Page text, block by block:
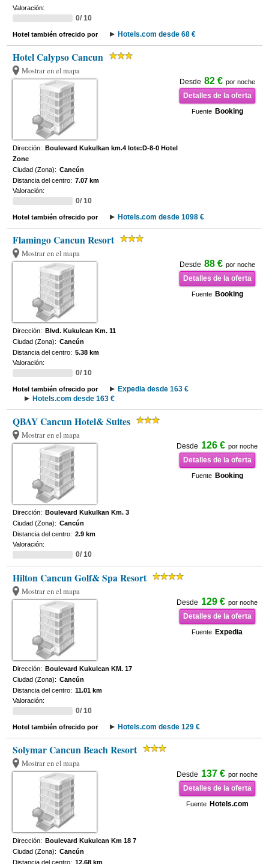
Valoración:
0/ 10
Hotel también ofrecido por Hotels.com desde 68 €
Hotel Calypso Cancun
Mostrar en el mapa
Desde 82 € por noche
Detalles de la oferta
Fuente Booking
Dirección: Boulevard Kukulkan km.4 lote:D-8-0 Hotel
Zone
Ciudad (Zona): Cancún
Distancia del centro: 7.07 km
Valoración:
0/ 10
Hotel también ofrecido por Hotels.com desde 1098 €
Flamingo Cancun Resort
Mostrar en el mapa
Desde 88 € por noche
Detalles de la oferta
Fuente Booking
Dirección: Blvd. Kukulcan Km. 11
Ciudad (Zona): Cancún
Distancia del centro: 5.38 km
Valoración:
0/ 10
Hotel también ofrecido por
Expedia desde 163 €
Hotels.com desde 163 €
QBAY Cancun Hotel& Suites
Mostrar en el mapa
Desde 126 € por noche
Detalles de la oferta
Fuente Booking
Dirección: Boulevard Kukulkan Km. 3
Ciudad (Zona): Cancún
Distancia del centro: 2.9 km
Valoración:
0/ 10
Hilton Cancun Golf& Spa Resort
Mostrar en el mapa
Desde 129 € por noche
Detalles de la oferta
Fuente Expedia
Dirección: Boulevard Kukulcan KM. 17
Ciudad (Zona): Cancún
Distancia del centro: 11.01 km
Valoración:
0/ 10
Hotel también ofrecido por Hotels.com desde 129 €
Solymar Cancun Beach Resort
Mostrar en el mapa
Desde 137 € por noche
Detalles de la oferta
Fuente Hotels.com
Dirección: Boulevard Kukulcan Km 18 7
Ciudad (Zona): Cancún
Distancia del centro: 12.68 km